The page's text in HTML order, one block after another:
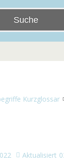
Suche
Kurzglossar
Aktualisiert